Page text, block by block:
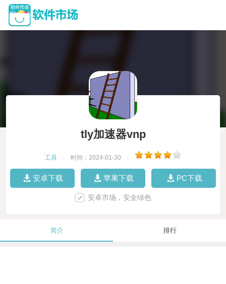
tly加速器vnp
工具 时间：2024-01-30
安卓下载 苹果下载 PC下载
安卓市场，安全绿色
简介 排行